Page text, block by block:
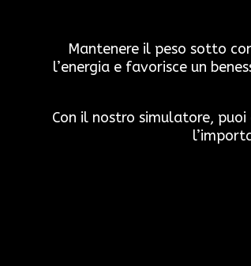
Mantenere il peso sotto
l’energia e favorisce un
Con il nostro simulatore,